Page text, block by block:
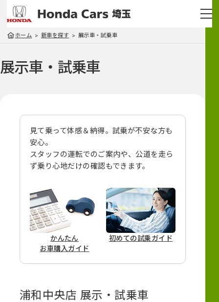
ホーム 新車を探す 展示車・試乗車
展示車・試乗車
見て乗って体感＆納得。試乗が不安な方も
安心。
スタッフの運転でのご案内や、 公道を走ら
ず乗り心地だけの確認もできます。
かんたん
お車購入ガイド
初めての試乗ガイド
浦和中央店 展示・試乗車